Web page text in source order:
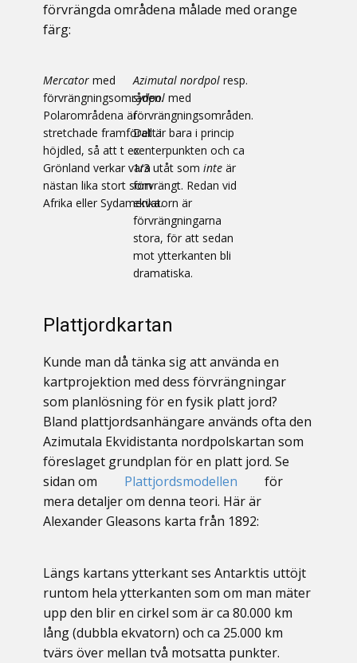
förvrängda områdena målade med orange
färg:
Mercator med
förvrängningsområden.
Polarområdena är
stretchade framförallt i
höjdled, så att t ex
Grönland verkar vara
nästan lika stort som
Afrika eller Sydamerika.
Azimutalnordpolresp.
sydpolmed
förvrängningsområden.
Det är bara i princip
centerpunkten och ca
1/3 utåt sominteär
förvrängt. Redan vid
ekvatorn är
förvrängningarna
stora, för att sedan
mot ytterkanten bli
dramatiska.
Plattjordkartan
Kunde man då tänka sig att använda en
kartprojektion med dess förvrängningar
som planlösning för en fysik platt jord?
Bland plattjordsanhängare används ofta den
Azimutala Ekvidistanta nordpolskartan som
föreslaget grundplan för en platt jord. Se
sidan om
Plattjordsmodellen
för
mera detaljer om denna teori. Här är
Alexander Gleasons karta från 1892:
Längs kartans ytterkant ses Antarktis uttöjt
runtom hela ytterkanten som om man mäter
upp den blir en cirkel som är ca 80.000 km
lång (dubbla ekvatorn) och ca 25.000 km
tvärs över mellan två motsatta punkter.